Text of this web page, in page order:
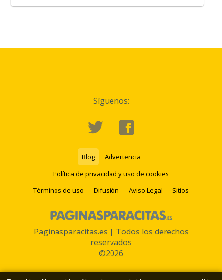
Síguenos:
Blog
Advertencia
Política de privacidad y uso de cookies
Términos de uso
Difusión Aviso Legal Sitios
Paginasparacitas.es | Todos los derechos
reservados
©2026